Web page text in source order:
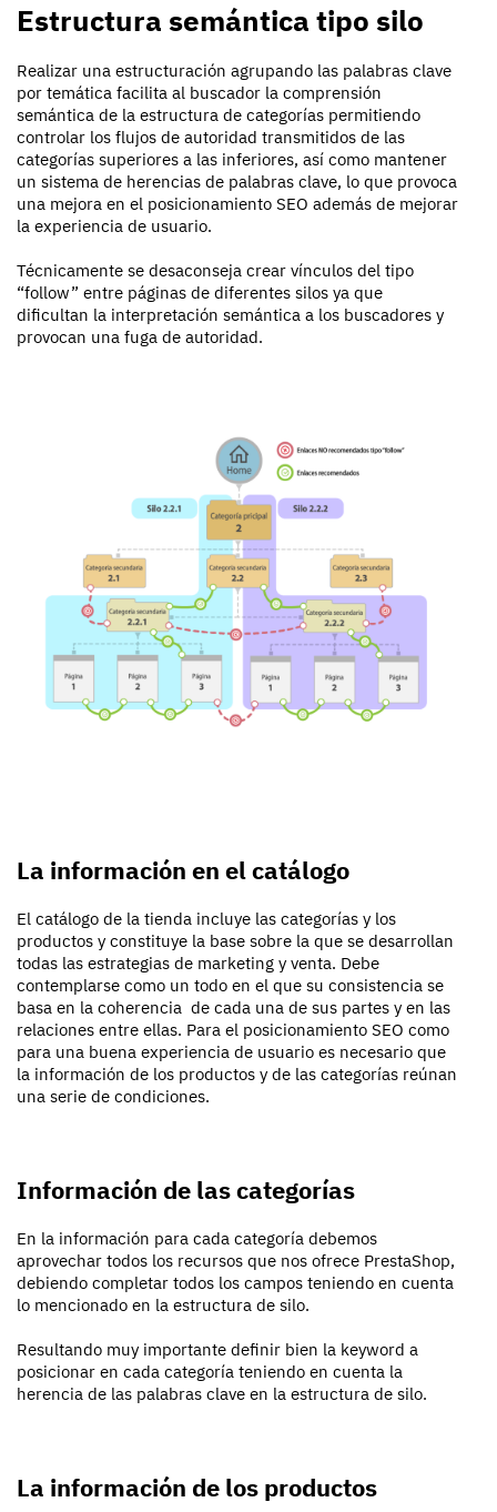
Estructura semántica tipo silo
Realizar una estructuración agrupando las palabras clave
por temática facilita al buscador la comprensión
semántica de la estructura de categorías permitiendo
controlar los flujos de autoridad transmitidos de las
categorías superiores a las inferiores, así como mantener
un sistema de herencias de palabras clave, lo que provoca
una mejora en el posicionamiento SEO además de mejorar
la experiencia de usuario.
Técnicamente se desaconseja crear vínculos del tipo
“follow” entre páginas de diferentes silos ya que
dificultan la interpretación semántica a los buscadores y
provocan una fuga de autoridad.
La información en el catálogo
El catálogo de la tienda incluye las categorías y los
productos y constituye la base sobre la que se desarrollan
todas las estrategias de marketing y venta. Debe
contemplarse como un todo en el que su consistencia se
basa en la coherencia de cada una de sus partes y en las
relaciones entre ellas. Para el posicionamiento SEO como
para una buena experiencia de usuario es necesario que
la información de los productos y de las categorías reúnan
una serie de condiciones.
Información de las categorías
En la información para cada categoría debemos
aprovechar todos los recursos que nos ofrece PrestaShop,
debiendo completar todos los campos teniendo en cuenta
lo mencionado en la estructura de silo.
Resultando muy importante definir bien la keyword a
posicionar en cada categoría teniendo en cuenta la
herencia de las palabras clave en la estructura de silo.
La información de los productos